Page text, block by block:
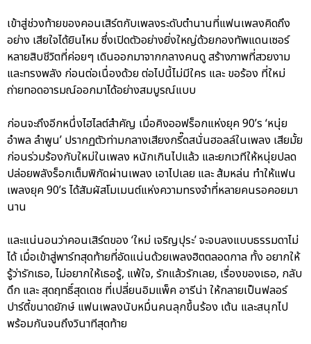
เข้าสู่ช่วงท้ายของคอนเสิร์ตกับเพลงระดับตำนานที่แฟนเพลงคิดถึง
อย่าง เสียใจได้ยินไหม ซึ่งเปิดตัวอย่างยิ่งใหญ่ด้วยกองทัพแดนเซอร์
หลายสิบชีวิตที่ค่อยๆ เดินออกมาจากกลางคนดู สร้างภาพที่สวยงาม
และทรงพลัง ก่อนต่อเนื่องด้วย ต่อไปนี้ไม่มีใคร และ ขอร้อง ที่ใหม่
ถ่ายทอดอารมณ์ออกมาได้อย่างสมบูรณ์แบบ
ก่อนจะถึงอีกหนึ่งไฮไลต์สำคัญ เมื่อคิงออฟร็อกแห่งยุค 90’s ‘หนุ่ย
อำพล ลำพูน’ ปรากฏตัวท่ามกลางเสียงกรี๊ดสนั่นฮอลล์ในเพลง เสียมั้ย
ก่อนร่วมร้องกับใหม่ในเพลง หนักเกินไปแล้ว และยกเวทีให้หนุ่ยปลด
ปล่อยพลังร็อกเต็มพิกัดผ่านเพลง เอาไปเลย และ ส้มหล่น ทำให้แฟน
เพลงยุค 90’s ได้สัมผัสโมเมนต์แห่งความทรงจำที่หลายคนรอคอยมา
นาน
และแน่นอนว่าคอนเสิร์ตของ ‘ใหม่ เจริญปุระ’ จะจบลงแบบธรรมดาไม่
ได้ เมื่อเข้าสู่พาร์ทสุดท้ายที่อัดแน่นด้วยเพลงฮิตตลอดกาล ทั้ง อยากให้
รู้ว่ารักเธอ, ไม่อยากให้เธอรู้, แพ้ใจ, รักแล้วรักเลย, เรื่องของเธอ, กลับ
ดึก และ สุดฤทธิ์สุดเดช ที่เปลี่ยนอิมแพ็ค อารีน่า ให้กลายเป็นฟลอร์
ปาร์ตี้ขนาดยักษ์ แฟนเพลงนับหมื่นคนลุกขึ้นร้อง เต้น และสนุกไป
พร้อมกันจนถึงวินาทีสุดท้าย